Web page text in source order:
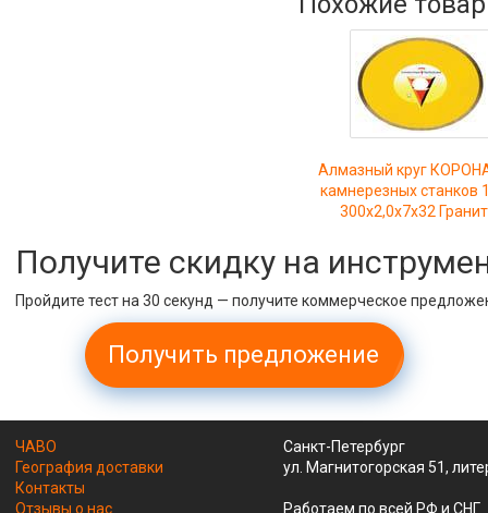
Алмазный круг
камнерезных станков
300x2,0x7x32
Получите скидку на
Пройдите тест на 30 секунд — получите коммерческое
Получить предложение
ЧАВО
География доставки
Контакты
Отзывы о нас
Санкт-Петербург
ул. Магнитогорская 51,
Работаем по всей РФ и СНГ